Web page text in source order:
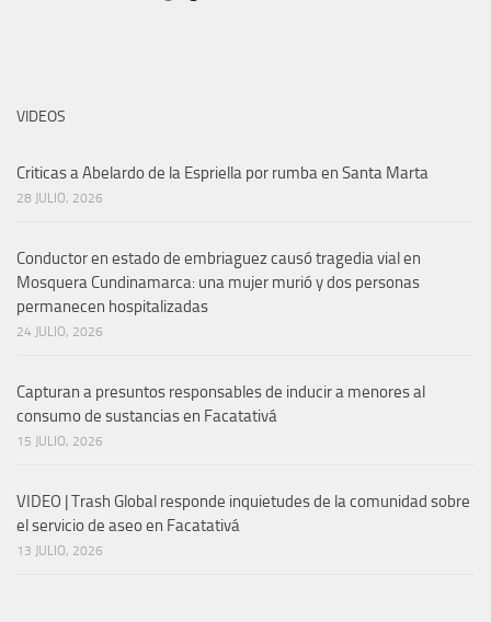
VIDEOS
Criticas a Abelardo de la Espriella por rumba en Santa Marta
28 JULIO, 2026
Conductor en estado de embriaguez causó tragedia vial en
Mosquera Cundinamarca: una mujer murió y dos personas
permanecen hospitalizadas
24 JULIO, 2026
Capturan a presuntos responsables de inducir a menores al
consumo de sustancias en Facatativá
15 JULIO, 2026
VIDEO | Trash Global responde inquietudes de la comunidad sobre
el servicio de aseo en Facatativá
13 JULIO, 2026